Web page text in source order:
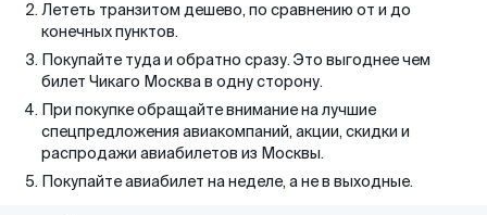
Лететь транзитом дешево, по сравнению от и до
конечных пунктов.
Покупайте туда и обратно сразу. Это выгоднее чем
билет Чикаго Москва в одну сторону.
При покупке обращайте внимание на лучшие
спецпредложения авиакомпаний, акции, скидки и
распродажи авиабилетов из Москвы.
Покупайте авиабилет на неделе, а не в выходные.